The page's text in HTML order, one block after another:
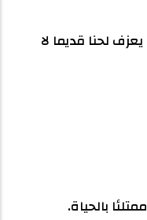
لحنا قديما لا
بالحياة.